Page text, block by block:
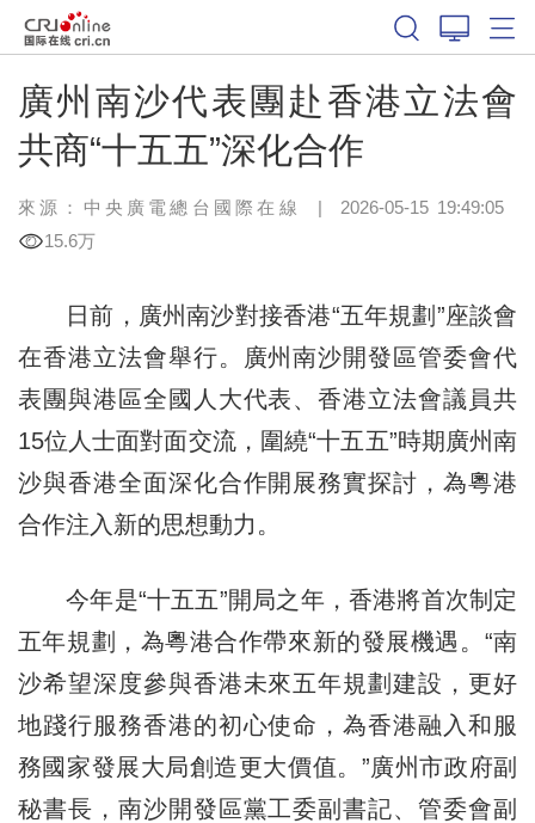
廣州南沙代表團赴香港立法會
共商“十五五”深化合作
來源：中央廣電總台國際在線 | 2026-05-15 19:49:05
15.6万
日前，廣州南沙對接香港“五年規劃”座談會
在香港立法會舉行。廣州南沙開發區管委會代
表團與港區全國人大代表、香港立法會議員共
15位人士面對面交流，圍繞“十五五”時期廣州南
沙與香港全面深化合作開展務實探討，為粵港
合作注入新的思想動力。
今年是“十五五”開局之年，香港將首次制定
五年規劃，為粵港合作帶來新的發展機遇。“南
沙希望深度參與香港未來五年規劃建設，更好
地踐行服務香港的初心使命，為香港融入和服
務國家發展大局創造更大價值。”廣州市政府副
秘書長，南沙開發區黨工委副書記、管委會副